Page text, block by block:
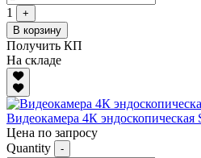
1
+
В корзину
Получить КП
На складе
Видеокамера 4К эндоскопическая
Цена по запросу
Quantity
-